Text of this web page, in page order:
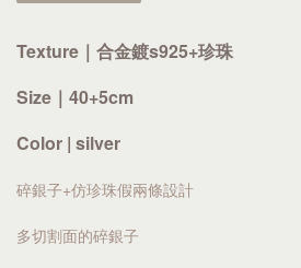
Texture｜ 合金鍍s925+珍珠
Size｜40+5cm
Color | silver
碎銀子+仿珍珠假兩條設計
多切割面的碎銀子